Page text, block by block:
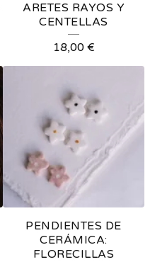
ARETES RAYOS Y
CENTELLAS
18,00 €
PENDIENTES DE
CERÁMICA:
FLORECILLAS